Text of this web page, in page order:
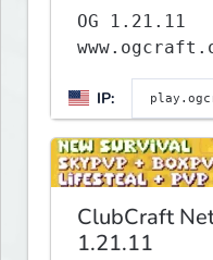
OG 1.21.11
IP:
ClubCraft
1.21.11